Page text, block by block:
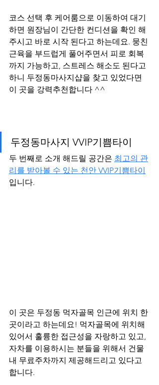
코스 선택 후 케어룸으로 이동하여 대기
하면 원장님이 간단한 컨디션을 확인 해
주시고 바로 시작 된다고 하는데요. 뭉친
근육을 부드럽게 풀어주면서 피로 회복
까지 가능하고, 스트레스 해소도 된다고
하니 두정동마사지샵을 찾고 있었다면
이 곳을 강력추천합니다 ^^
두정동마사지 VVIP기쁨타이
두 번째로 소개 해드릴 공간은 최고의 관
리를 받아볼 수 있는 천안 VVIP기쁨타이
입니다.
이 곳은 두정동 먹자골목 인근에 위치 한
곳이라고 하는데요! 먹자골목에 위치해
있어서 훌륭한 접근성을 자랑하고 있고,
자차를 이용하시는 분들을 위해서 건물
내 무료주차까지 제공해드리고 있다고
합니다.